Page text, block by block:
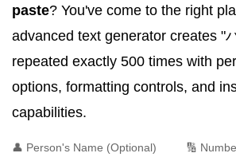
paste? You've come to the right
advanced text generator creates "
repeated exactly 500 times with
options, formatting controls, and
capabilities.
👤 Person's Name (Optional) 🔢